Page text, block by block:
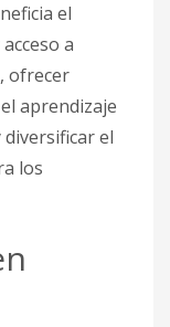
el
a
ofrecer
aprendizaje
el
los